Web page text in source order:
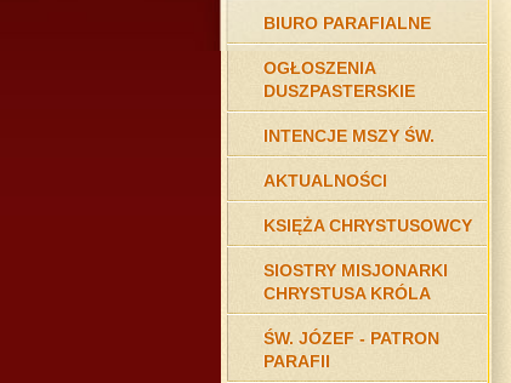
BIURO PARAFIALNE
OGŁOSZENIA
DUSZPASTERSKIE
INTENCJE MSZY ŚW.
AKTUALNOŚCI
KSIĘŻA CHRYSTUSOWCY
SIOSTRY MISJONARKI
CHRYSTUSA KRÓLA
ŚW. JÓZEF - PATRON
PARAFII